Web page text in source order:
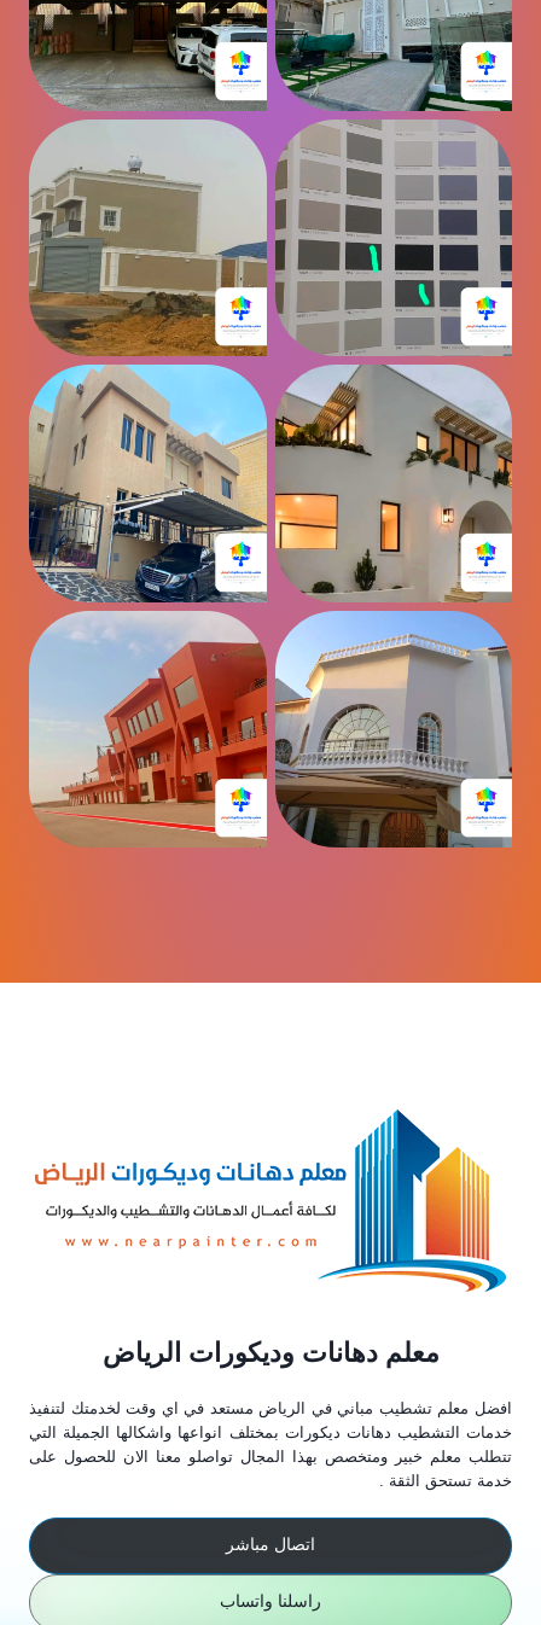
معلم دهانات وديكورات الرياض
افضل معلم تشطيب مباني في الرياض مستعد في اي وقت لخدمتك لتنفيذ
خدمات التشطيب دهانات ديكورات بمختلف انواعها واشكالها الجميلة التي
تتطلب معلم خبير ومتخصص بهذا المجال تواصلو معنا الان للحصول على
خدمة تستحق الثقة .
اتصال مباشر
راسلنا واتساب